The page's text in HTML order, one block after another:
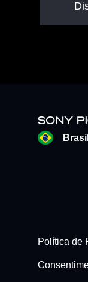
Brasil
Política de